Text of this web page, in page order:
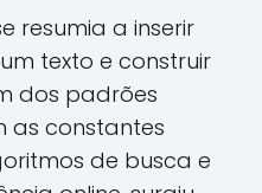
resumia a inserir
texto e construir
dos padrões
as constantes
de busca e